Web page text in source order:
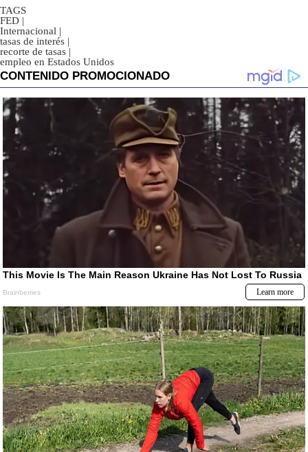
TAGS
FED |
Internacional |
tasas de interés |
recorte de tasas |
empleo en Estados Unidos